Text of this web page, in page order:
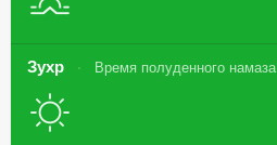
Зухр Время полуденного намаза